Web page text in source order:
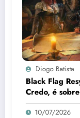
Diogo Batista
Black Flag
Credo, é
10/07/2026